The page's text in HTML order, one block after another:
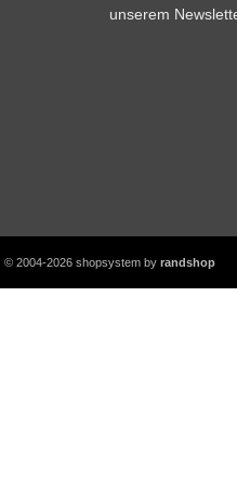
unserem
© 2004-2026 shopsystem by randshop